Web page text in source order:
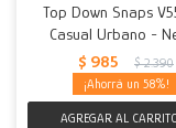
Top Down Snaps
Casual Urbano -
$ 985 $ 2.390
58